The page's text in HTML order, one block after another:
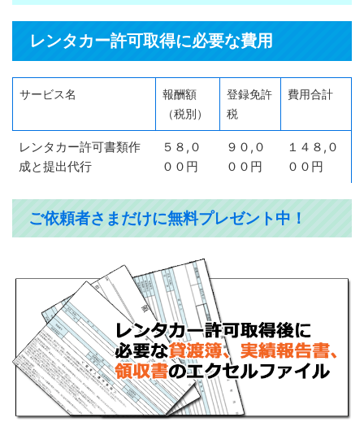
レンタカー許可取得に必要な費用
サービス名
報酬額
（税別）
登録免許
税
費用合計
レンタカー許可書類作
成と提出代行
５８,０
００円
９０,０
００円
１４８,０
００円
ご依頼者さまだけに無料プレゼント中！